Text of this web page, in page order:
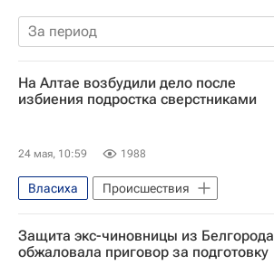
За период
На Алтае возбудили дело после
избиения подростка сверстниками
24 мая, 10:59 1988
Власиха
Происшествия
Алтайский край
Россия
Защита экс-чиновницы из Белгорода
обжаловала приговор за подготовку